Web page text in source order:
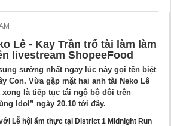
Lê - Kay Trần trổ tài làm làm
livestream ShopeeFood
sướng nhất ngay lúc này gọi tên biệt
Con. Vừa gặp mặt hai anh tài Neko Lê
xong là tiếp tục tái ngộ bộ đôi trên
Idol” ngày 20.10 tới đây.
Lễ hội ẩm thực tại District 1 Midnight Run